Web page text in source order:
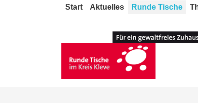
Start Aktuelles Runde Tische